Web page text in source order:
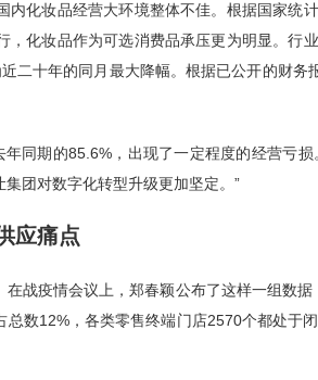
内化妆品经营大环境整体不佳。根据国家统
，化妆品作为可选消费品承压更为明显。行
二十年的同月最大降幅。根据已公开的财
同期的85.6%，出现了一定程度的经营亏
团对数字化转型升级更加坚定。”
应痛点
战疫情会议上，郑春颖公布了这样一组数
数12%，各类零售终端门店2570个都处于